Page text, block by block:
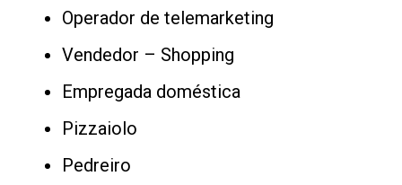
Operador de telemarketing
Vendedor – Shopping
Empregada doméstica
Pizzaiolo
Pedreiro